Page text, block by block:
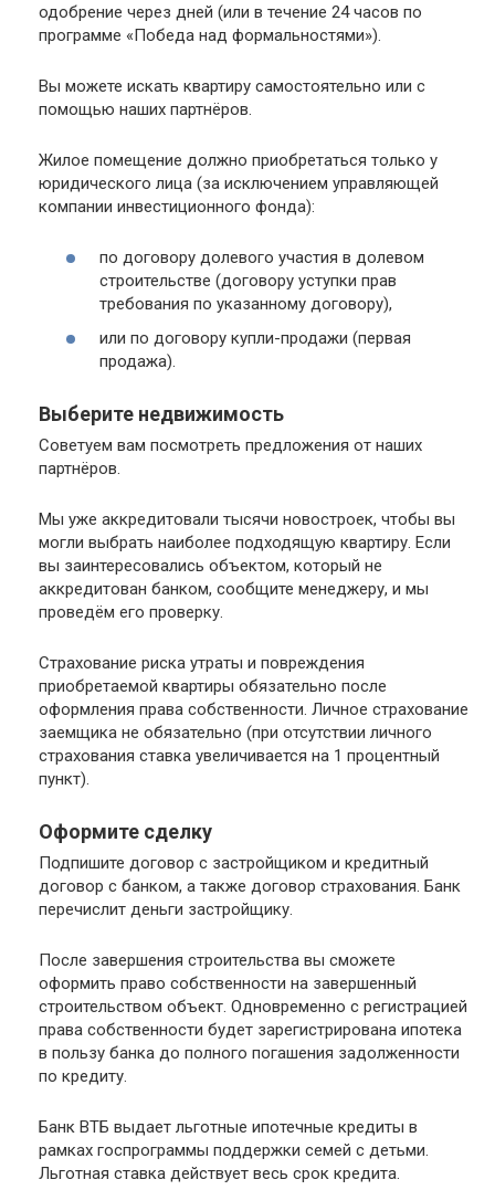
одобрение через дней (или в течение 24 часов по
программе «Победа над формальностями»).
Вы можете искать квартиру самостоятельно или с
помощью наших партнёров.
Жилое помещение должно приобретаться только у
юридического лица (за исключением управляющей
компании инвестиционного фонда):
по договору долевого участия в долевом
строительстве (договору уступки прав
требования по указанному договору),
или по договору купли-продажи (первая
продажа).
Выберите недвижимость
Советуем вам посмотреть предложения от наших
партнёров.
Мы уже аккредитовали тысячи новостроек, чтобы вы
могли выбрать наиболее подходящую квартиру. Если
вы заинтересовались объектом, который не
аккредитован банком, сообщите менеджеру, и мы
проведём его проверку.
Страхование риска утраты и повреждения
приобретаемой квартиры обязательно после
оформления права собственности. Личное страхование
заемщика не обязательно (при отсутствии личного
страхования ставка увеличивается на 1 процентный
пункт).
Оформите сделку
Подпишите договор с застройщиком и кредитный
договор с банком, а также договор страхования. Банк
перечислит деньги застройщику.
После завершения строительства вы сможете
оформить право собственности на завершенный
строительством объект. Одновременно с регистрацией
права собственности будет зарегистрирована ипотека
в пользу банка до полного погашения задолженности
по кредиту.
Банк ВТБ выдает льготные ипотечные кредиты в
рамках госпрограммы поддержки семей с детьми.
Льготная ставка действует весь срок кредита.